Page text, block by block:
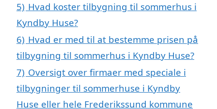
5) Hvad koster tilbygning til sommerhus i
Kyndby Huse?
6) Hvad er med til at bestemme prisen på
tilbygning til sommerhus i Kyndby Huse?
7) Oversigt over firmaer med speciale i
tilbygninger til sommerhuse i Kyndby
Huse eller hele Frederikssund kommune